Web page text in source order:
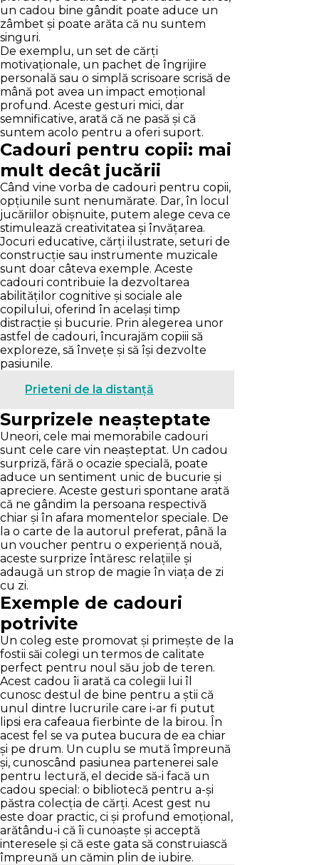
un cadou bine gândit poate aduce un
zâmbet și poate arăta că nu suntem
singuri.
De exemplu, un set de cărți
motivaționale, un pachet de îngrijire
personală sau o simplă scrisoare scrisă de
mână pot avea un impact emoțional
profund. Aceste gesturi mici, dar
semnificative, arată că ne pasă și că
suntem acolo pentru a oferi suport.
Cadouri pentru copii: mai
mult decât jucării
Când vine vorba de cadouri pentru copii,
opțiunile sunt nenumărate. Dar, în locul
jucăriilor obișnuite, putem alege ceva ce
stimulează creativitatea și învățarea.
Jocuri educative, cărți ilustrate, seturi de
construcție sau instrumente muzicale
sunt doar câteva exemple. Aceste
cadouri contribuie la dezvoltarea
abilităților cognitive și sociale ale
copilului, oferind în același timp
distracție și bucurie. Prin alegerea unor
astfel de cadouri, încurajăm copiii să
exploreze, să învețe și să își dezvolte
pasiunile.
Prieteni de la distanță
Surprizele neașteptate
Uneori, cele mai memorabile cadouri
sunt cele care vin neașteptat. Un cadou
surpriză, fără o ocazie specială, poate
aduce un sentiment unic de bucurie și
apreciere. Aceste gesturi spontane arată
că ne gândim la persoana respectivă
chiar și în afara momentelor speciale. De
la o carte de la autorul preferat, până la
un voucher pentru o experiență nouă,
aceste surprize întăresc relațiile și
adaugă un strop de magie în viața de zi
cu zi.
Exemple de cadouri
potrivite
Un coleg este promovat și primește de la
fostii săi colegi un termos de calitate
perfect pentru noul său job de teren.
Acest cadou îi arată ca colegii lui îl
cunosc destul de bine pentru a știi că
unul dintre lucrurile care i-ar fi putut
lipsi era cafeaua fierbinte de la birou. În
acest fel se va putea bucura de ea chiar
și pe drum. Un cuplu se mută împreună
și, cunoscând pasiunea partenerei sale
pentru lectură, el decide să-i facă un
cadou special: o bibliotecă pentru a-și
păstra colecția de cărți. Acest gest nu
este doar practic, ci și profund emoțional,
arătându-i că îi cunoaște și acceptă
interesele și că este gata să construiască
împreună un cămin plin de iubire.